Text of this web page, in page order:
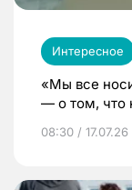
Интересное
«Мы все
— о том, что
08:30 / 17.07.26